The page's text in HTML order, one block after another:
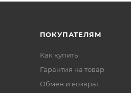
ПОКУПАТЕЛЯМ
Как купить
Гарантия на товар
Обмен и возврат